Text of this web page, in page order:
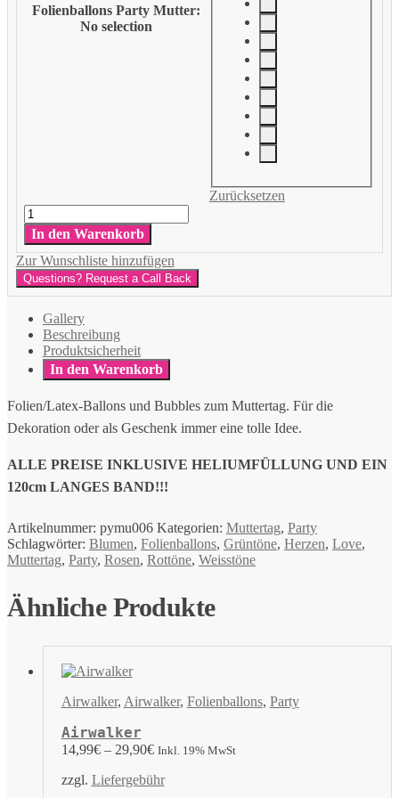
Folienballons Party Mutter:
No selection
Zurücksetzen
Muttertag
Menge
In den Warenkorb
Zur Wunschliste hinzufügen
Questions? Request a Call Back
Gallery
Beschreibung
Produktsicherheit
In den Warenkorb
Folien/Latex-Ballons und Bubbles zum Muttertag. Für die
Dekoration oder als Geschenk immer eine tolle Idee.
ALLE PREISE INKLUSIVE HELIUMFÜLLUNG UND EIN
120cm LANGES BAND!!!
Artikelnummer: pymu006 Kategorien: Muttertag, Party
Schlagwörter: Blumen, Folienballons, Grüntöne, Herzen, Love,
Muttertag, Party, Rosen, Rottöne, Weisstöne
Ähnliche Produkte
Airwalker, Airwalker, Folienballons, Party
Airwalker
14,99€– 29,90€ Inkl. 19% MwSt
zzgl. Liefergebühr